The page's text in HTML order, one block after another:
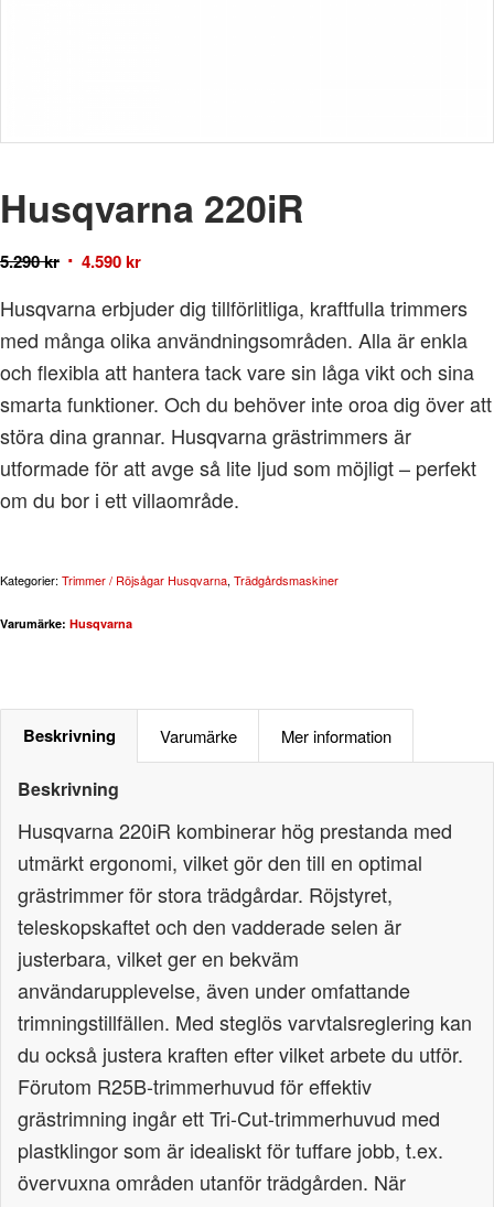
Husqvarna 220iR
5.290kr 4.590kr
Husqvarna erbjuder dig tillförlitliga, kraftfulla trimmers
med många olika användningsområden. Alla är enkla
och flexibla att hantera tack vare sin låga vikt och sina
smarta funktioner. Och du behöver inte oroa dig över att
störa dina grannar. Husqvarna grästrimmers är
utformade för att avge så lite ljud som möjligt – perfekt
om du bor i ett villaområde.
Kategorier: Trimmer / Röjsågar Husqvarna, Trädgårdsmaskiner
Varumärke: Husqvarna
Beskrivning Varumärke Mer information
Beskrivning
Husqvarna 220iR kombinerar hög prestanda med
utmärkt ergonomi, vilket gör den till en optimal
grästrimmer för stora trädgårdar. Röjstyret,
teleskopskaftet och den vadderade selen är
justerbara, vilket ger en bekväm
användarupplevelse, även under omfattande
trimningstillfällen. Med steglös varvtalsreglering kan
du också justera kraften efter vilket arbete du utför.
Förutom R25B-trimmerhuvud för effektiv
grästrimning ingår ett Tri-Cut-trimmerhuvud med
plastklingor som är idealiskt för tuffare jobb, t.ex.
övervuxna områden utanför trädgården. När